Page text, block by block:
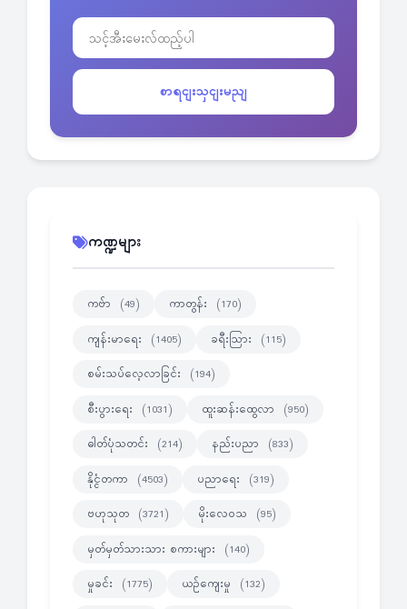
စာရငျးသှငျးမညျ
ကဏ္ဍများ
ကဗ်ာ (49) ကာတွန်း (170)
ကျန်းမာရေး (1405) ခရီးသြား (115)
စမ်းသပ်လေ့လာခြင်း (194)
စီးပွားရေး (1031) ထူးဆန်းထွေလာ (950)
ဓါတ်ပုံသတင်း (214) နည်းပညာ (833)
နိုင္ငံတကာ (4503) ပညာရေး (319)
ဗဟုသုတ (3721) မိုးလေဝသ (95)
မှတ်မှတ်သားသား စကားများ (140)
မှုခင်း (1775) ယဉ်ကျေးမှု (132)